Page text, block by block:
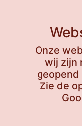
Onze
wij zijn
geopend
Zie de